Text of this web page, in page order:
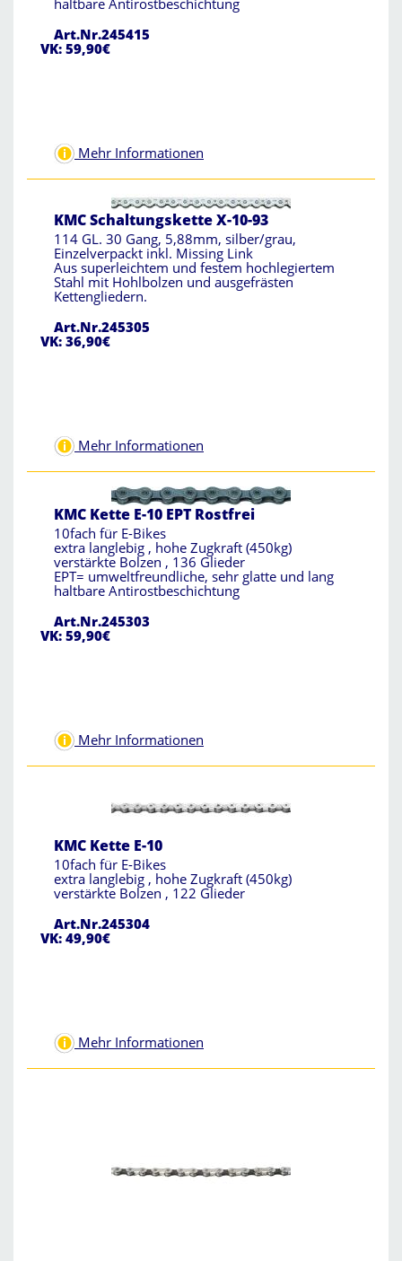
haltbare Antirostbeschichtung
Art.Nr.245415
VK: 59,90€
Mehr Informationen
KMC Schaltungskette X-10-93
114 GL. 30 Gang, 5,88mm, silber/grau,
Einzelverpackt inkl. Missing Link
Aus superleichtem und festem hochlegiertem
Stahl mit Hohlbolzen und ausgefrästen
Kettengliedern.
Art.Nr.245305
VK: 36,90€
Mehr Informationen
KMC Kette E-10 EPT Rostfrei
10fach für E-Bikes
extra langlebig , hohe Zugkraft (450kg)
verstärkte Bolzen , 136 Glieder
EPT= umweltfreundliche, sehr glatte und lang
haltbare Antirostbeschichtung
Art.Nr.245303
VK: 59,90€
Mehr Informationen
KMC Kette E-10
10fach für E-Bikes
extra langlebig , hohe Zugkraft (450kg)
verstärkte Bolzen , 122 Glieder
Art.Nr.245304
VK: 49,90€
Mehr Informationen